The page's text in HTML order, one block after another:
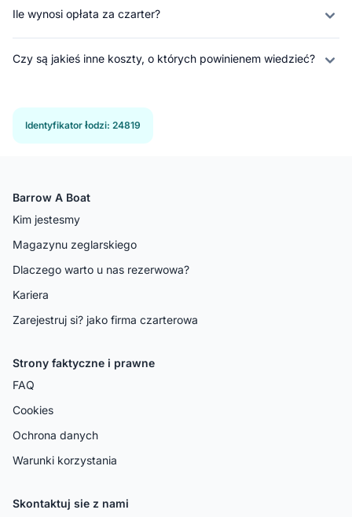
Ile wynosi opłata za czarter?
Czy są jakieś inne koszty, o których powinienem wiedzieć?
Identyfikator łodzi: 24819
Barrow A Boat
Kim jestesmy
Magazynu zeglarskiego
Dlaczego warto u nas rezerwowa?
Kariera
Zarejestruj si? jako firma czarterowa
Strony faktyczne i prawne
FAQ
Cookies
Ochrona danych
Warunki korzystania
Skontaktuj sie z nami